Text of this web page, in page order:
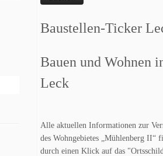
Baustellen-Ticker
Bauen und Wohnen
Leck
Alle aktuellen Informationen zur
des Wohngebietes „Mühlenberg II“
durch einen Klick auf das